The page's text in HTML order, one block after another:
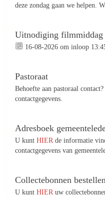
deze zondag gaan we helpen.
Uitnodiging
16-08-2026 om inloop
Pastoraat
Behoefte aan pastoraal
contactgegevens.
Adresboek
U kunt HIER de informatie
contactgegevens van
Collectebonnen
U kunt HIER uw